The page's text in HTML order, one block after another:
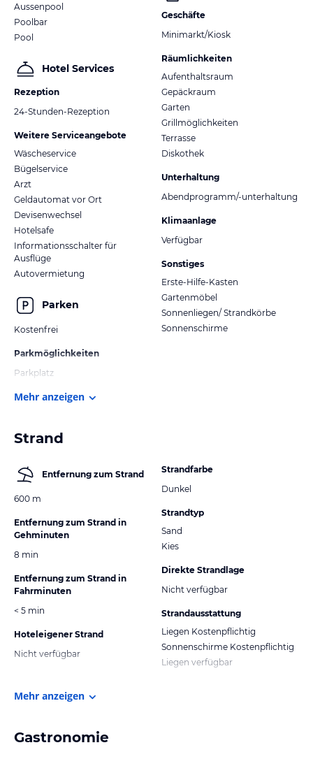
Aussenpool
Poolbar
Pool
Hotel Services
Rezeption
24-Stunden-Rezeption
Weitere Serviceangebote
Wäscheservice
Bügelservice
Arzt
Geldautomat vor Ort
Devisenwechsel
Hotelsafe
Informationsschalter für
Ausflüge
Autovermietung
Parken
Kostenfrei
Parkmöglichkeiten
Parkplatz
Geschäfte
Minimarkt/Kiosk
Räumlichkeiten
Aufenthaltsraum
Gepäckraum
Garten
Grillmöglichkeiten
Terrasse
Diskothek
Unterhaltung
Abendprogramm/-unterhaltung
Klimaanlage
Verfügbar
Sonstiges
Erste-Hilfe-Kasten
Gartenmöbel
Sonnenliegen/ Strandkörbe
Sonnenschirme
Mehr anzeigen
Strand
Entfernung zum Strand
600 m
Entfernung zum Strand in
Gehminuten
8 min
Entfernung zum Strand in
Fahrminuten
< 5 min
Hoteleigener Strand
Nicht verfügbar
Strandfarbe
Dunkel
Strandtyp
Sand
Kies
Direkte Strandlage
Nicht verfügbar
Strandausstattung
Liegen Kostenpflichtig
Sonnenschirme Kostenpflichtig
Liegen verfügbar
Mehr anzeigen
Gastronomie